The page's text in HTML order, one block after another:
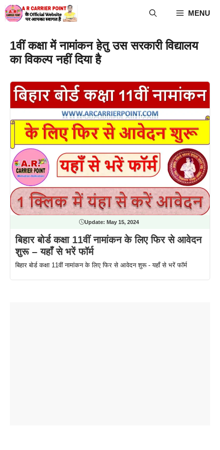
Skip
to
MENU
1वीं कक्षा में नामांकन हेतु उस सरकारी विद्यालय
का विकल्प नहीं दिया है
Update: May 15, 2024
बिहार बोर्ड कक्षा 11वीं नामांकन के लिए फिर से आवेदन
शुरू – यहाँ से भरें फॉर्म
बिहार बोर्ड कक्षा 11वीं नामांकन के लिए फिर से आवेदन शुरू - यहाँ से भरें फॉर्म